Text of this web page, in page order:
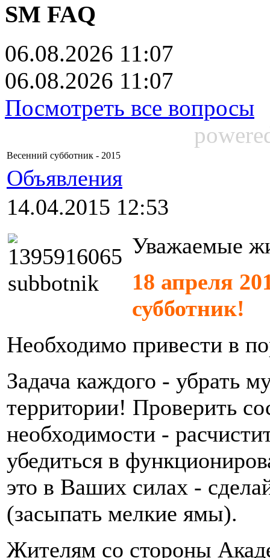
SM FAQ
06.08.2026 11:07
06.08.2026 11:07
Посмотреть все вопросы
Весенний субботник - 2015
Объявления
14.04.2015 12:53
Уважаемые
18 апреля
субботник!
Необходимо привести в
Задача каждого - убрать
территории! Проверить
необходимости -
убедиться в
это в Ваших силах -
(засыпать мелкие ямы).
Жителям со стороны